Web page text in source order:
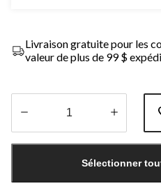
Livraison gratuite pour les
valeur de plus de 99 $
jour
Sélectionner